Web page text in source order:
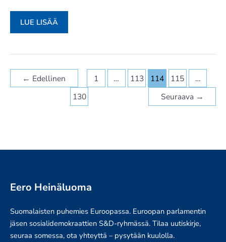
ILKKA-
POHJALAINEN:
PUHE
”ÄÄNESTYKSEN”
LOPETTAMISESTA
KOMMENTTEJA
LUE LISÄÄ
← Edellinen 1 … 113 114 115
…
130
Seuraava →
Eero Heinäluoma
Suomalaisten puhemies Euroopassa. Euroopan parlamentin
jäsen sosialidemokraattien S&D-ryhmässä. Tilaa uutiskirje,
seuraa somessa, ota yhteyttä – pysytään kuulolla.